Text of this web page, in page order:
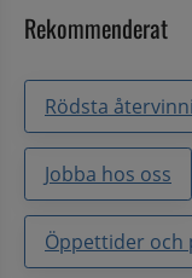
Rekommenderat
Rödsta
Jobba hos oss
Öppettider och